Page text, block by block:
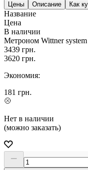
Цены Описание Как
Название
Цена
В наличии
Метроном Wittner
3439 грн.
3620 грн.
Экономия:
181 грн.
Нет в наличии
(можно заказать)